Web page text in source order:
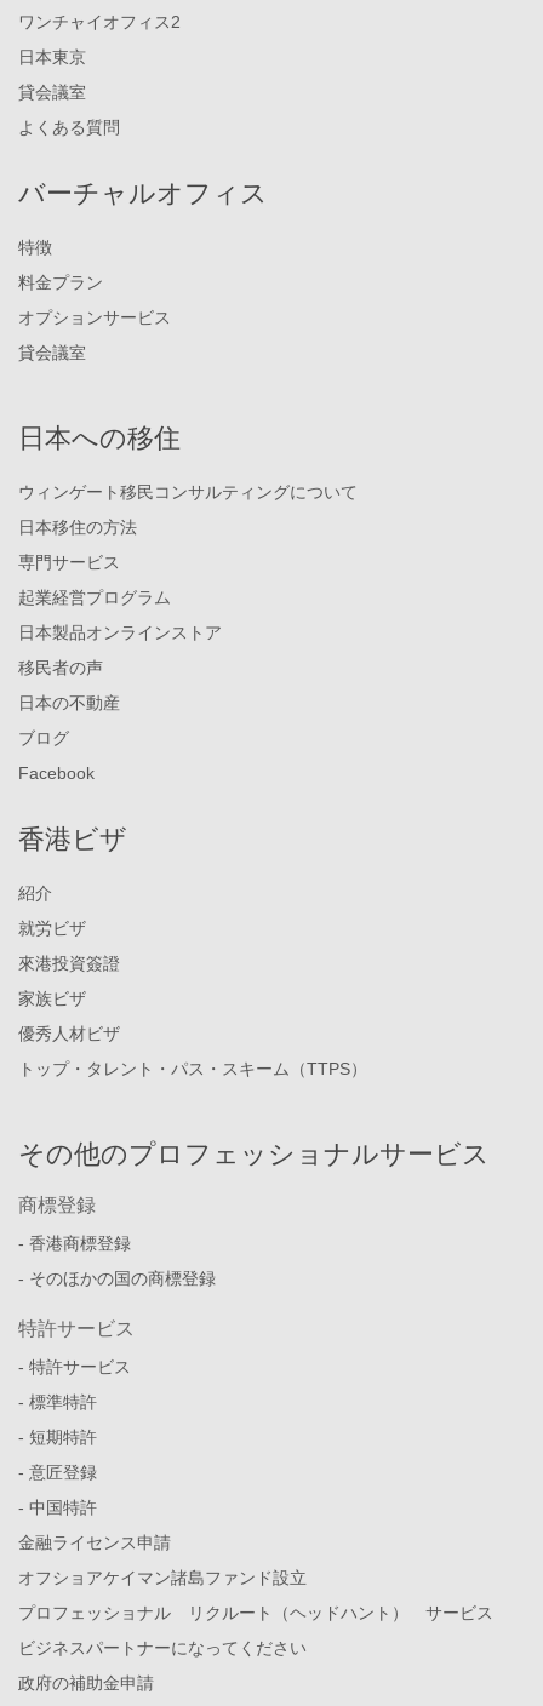
ワンチャイオフィス2
日本東京
貸会議室
よくある質問
バーチャルオフィス
特徴
料金プラン
オプションサービス
貸会議室
日本への移住
ウィンゲート移民コンサルティングについて
日本移住の方法
専門サービス
起業経営プログラム
日本製品オンラインストア
移民者の声
日本の不動産
ブログ
Facebook
香港ビザ
紹介
就労ビザ
來港投資簽證
家族ビザ
優秀人材ビザ
トップ・タレント・パス・スキーム（TTPS）
その他のプロフェッショナルサービス
商標登録
- 香港商標登録
- そのほかの国の商標登録
特許サービス
- 特許サービス
- 標準特許
- 短期特許
- 意匠登録
- 中国特許
金融ライセンス申請
オフショアケイマン諸島ファンド設立
プロフェッショナル リクルート（ヘッドハント） サービス
ビジネスパートナーになってください
政府の補助金申請